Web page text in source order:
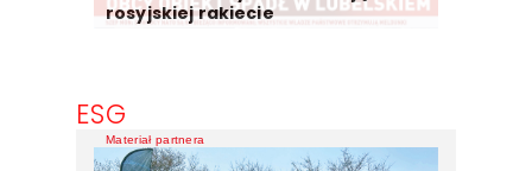
rosyjskiej rakiecie
ESG
Materiał partnera